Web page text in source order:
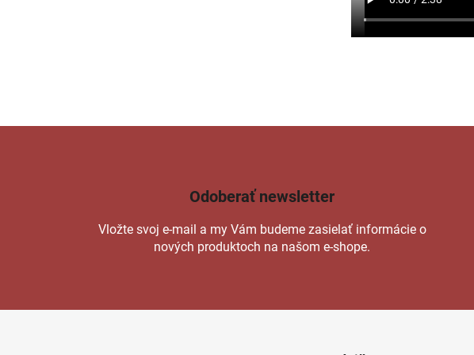
Odoberať newsletter
Vložte svoj e-mail a my Vám budeme zasielať informácie o
nových produktoch na našom e-shope.